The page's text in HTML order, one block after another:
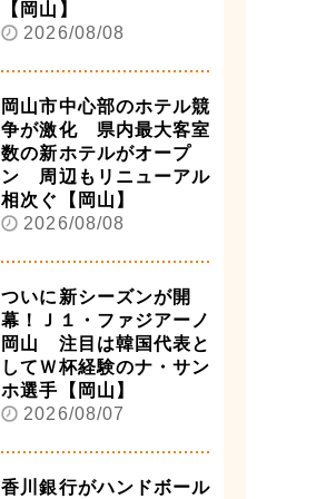
【岡山】
2026/08/08
岡山市中心部のホテル競
争が激化 県内最大客室
数の新ホテルがオープ
ン 周辺もリニューアル
相次ぐ【岡山】
2026/08/08
ついに新シーズンが開
幕！Ｊ１・ファジアーノ
岡山 注目は韓国代表と
してＷ杯経験のナ・サン
ホ選手【岡山】
2026/08/07
香川銀行がハンドボール